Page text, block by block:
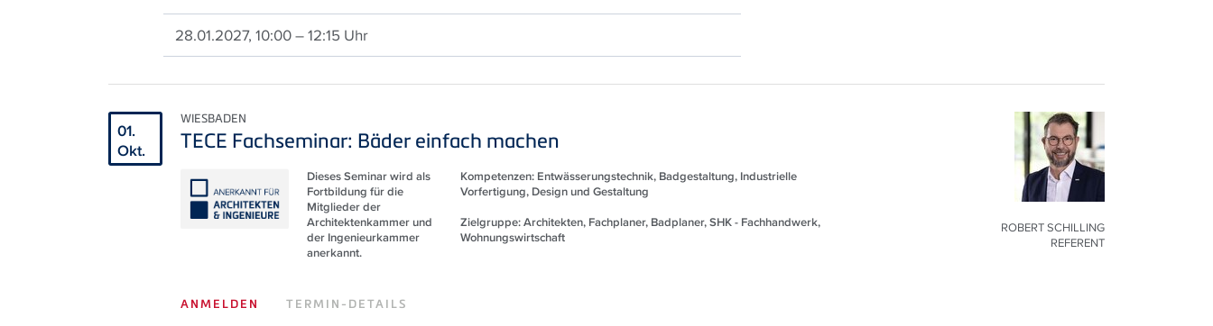
28.01.2027, 10:00 – 12:15 Uhr
01.
Okt.
WIESBADEN
TECE Fachseminar: Bäder einfach machen
Dieses Seminar wird als
Fortbildung für die
Mitglieder der
Architektenkammer und
der Ingenieurkammer
anerkannt.
Kompetenzen: Entwässerungstechnik, Badgestaltung, Industrielle
Vorfertigung, Design und Gestaltung
Zielgruppe: Architekten, Fachplaner, Badplaner, SHK - Fachhandwerk,
Wohnungswirtschaft
ANMELDEN TERMIN-DETAILS
ROBERT SCHILLING
REFERENT